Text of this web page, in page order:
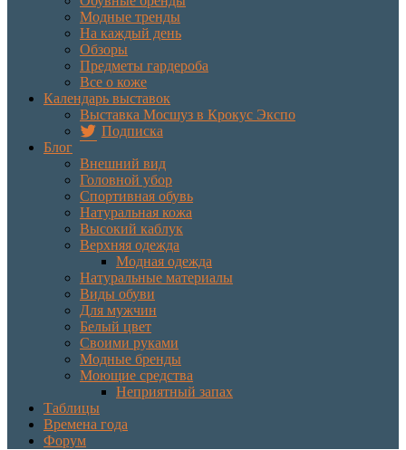
Модные тренды
На каждый день
Обзоры
Предметы гардероба
Все о коже
Календарь выставок
Выставка Мосшуз в Крокус Экспо
Подписка
Блог
Внешний вид
Головной убор
Спортивная обувь
Натуральная кожа
Высокий каблук
Верхняя одежда
Модная одежда
Натуральные материалы
Виды обуви
Для мужчин
Белый цвет
Своими руками
Модные бренды
Моющие средства
Неприятный запах
Таблицы
Времена года
Форум